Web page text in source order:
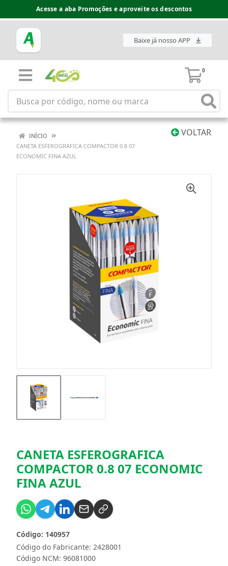
Acesse a aba Promoções e aproveite os descontos
Baixe já nosso APP
0
VOLTAR
INÍCIO
CANETA ESFEROGRAFICA COMPACTOR 0.8 07
ECONOMIC FINA AZUL
CANETA ESFEROGRAFICA
COMPACTOR 0.8 07 ECONOMIC
FINA AZUL
Código do Fabricante: 2428001
Código: 140957
Código NCM: 96081000